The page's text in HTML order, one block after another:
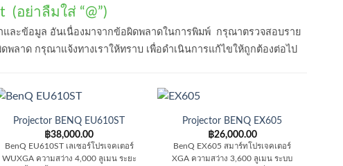
(อย่าลืมใส่ “@”)
และข้อมูล อันเนื่องมาจากข้อผิดพลาดในการพิมพ์ กรุณาตรวจสอบราย
าด กรุณาแจ้งทางเราให้ทราบ เพื่อดำเนินการแก้ไขให้ถูกต้องต่อไป
Projector BENQ EU610ST
฿38,000.00
BenQ EU610ST เลเซอร์โปรเจคเตอร์
WUXGA ความสว่าง 4,000 ลูเมน ระยะ
Projector BENQ EX605
฿26,000.00
BenQ EX605 สมาร์ทโปรเจคเตอร์
XGA ความสว่าง 3,600 ลูเมน ระบบ